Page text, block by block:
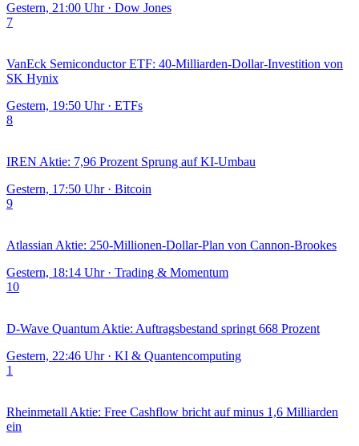
Gestern, 21:00 Uhr · Dow Jones
7
VanEck Semiconductor ETF: 40-Milliarden-Dollar-Investition von
SK Hynix
Gestern, 19:50 Uhr · ETFs
8
IREN Aktie: 7,96 Prozent Sprung auf KI-Umbau
Gestern, 17:50 Uhr · Bitcoin
9
Atlassian Aktie: 250-Millionen-Dollar-Plan von Cannon-Brookes
Gestern, 18:14 Uhr · Trading & Momentum
10
D-Wave Quantum Aktie: Auftragsbestand springt 668 Prozent
Gestern, 22:46 Uhr · KI & Quantencomputing
1
Rheinmetall Aktie: Free Cashflow bricht auf minus 1,6 Milliarden
ein